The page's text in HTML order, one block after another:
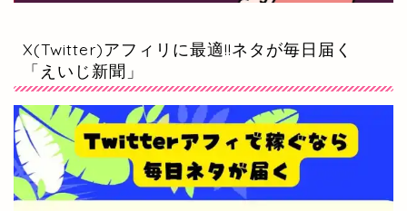
X(Twitter)アフィリに最適!!ネタが毎日届く
「えいじ新聞」